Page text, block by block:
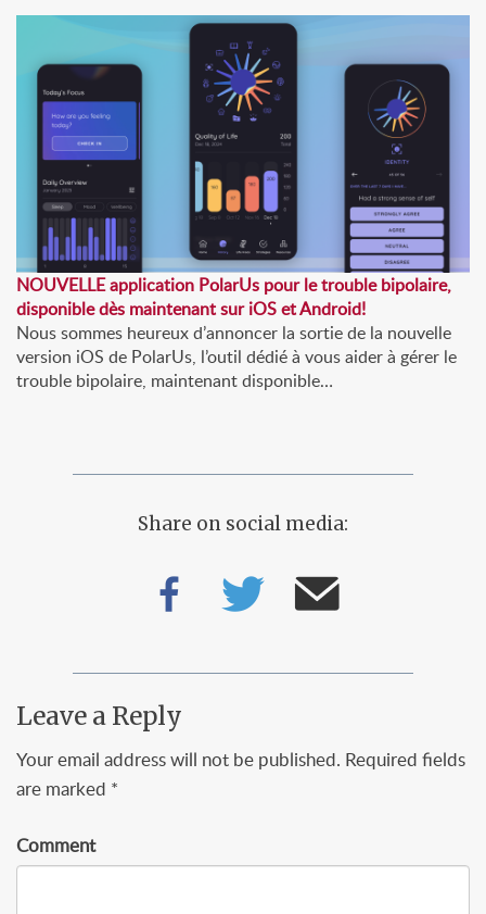
NOUVELLE application PolarUs pour le trouble bipolaire,
disponible dès maintenant sur iOS et Android!
Nous sommes heureux d’annoncer la sortie de la nouvelle
version iOS de PolarUs, l’outil dédié à vous aider à gérer le
trouble bipolaire, maintenant disponible…
Share on social media:
Leave a Reply
Your email address will not be published. Required fields
are marked *
Comment